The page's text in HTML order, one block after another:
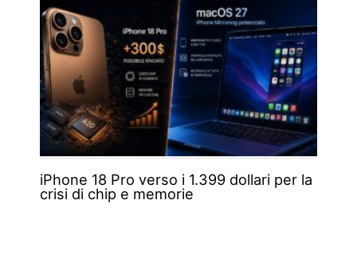
iPhone 18 Pro verso i 1.399 dollari per la
crisi di chip e memorie